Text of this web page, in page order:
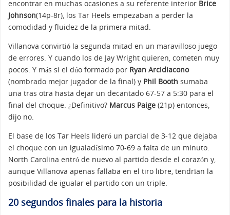
encontrar en muchas ocasiones a su referente interior Brice
Johnson(14p-8r), los Tar Heels empezaban a perder la
comodidad y fluidez de la primera mitad.
Villanova convirtió la segunda mitad en un maravilloso juego
de errores. Y cuando los de Jay Wright quieren, cometen muy
pocos. Y más si el dúo formado por Ryan Arcidiacono
(nombrado mejor jugador de la final) y Phil Booth sumaba
una tras otra hasta dejar un decantado 67-57 a 5:30 para el
final del choque. ¿Definitivo? Marcus Paige (21p) entonces,
dijo no.
El base de los Tar Heels lideró un parcial de 3-12 que dejaba
el choque con un igualadísimo 70-69 a falta de un minuto.
North Carolina entró de nuevo al partido desde el corazón y,
aunque Villanova apenas fallaba en el tiro libre, tendrían la
posibilidad de igualar el partido con un triple.
20 segundos finales para la historia